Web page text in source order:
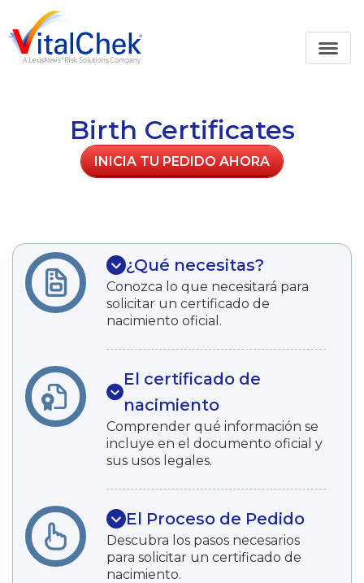
Birth Certificates
INICIA TU PEDIDO AHORA
¿Qué necesitas?
Conozca lo que necesitará para
solicitar un certificado de
nacimiento oficial.
El certificado de
nacimiento
Comprender qué información se
incluye en el documento oficial y
sus usos legales.
El Proceso de Pedido
Descubra los pasos necesarios
para solicitar un certificado de
nacimiento.